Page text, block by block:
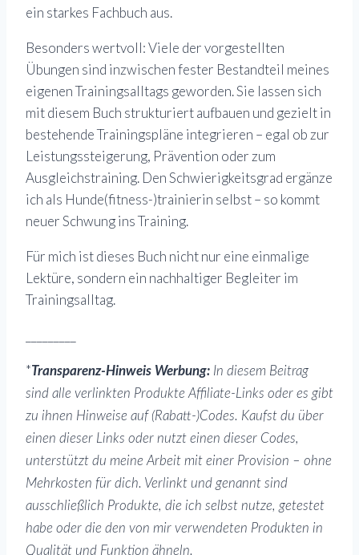
ein starkes Fachbuch aus.
Besonders wertvoll: Viele der vorgestellten
Übungen sind inzwischen fester Bestandteil meines
eigenen Trainingsalltags geworden. Sie lassen sich
mit diesem Buch strukturiert aufbauen und gezielt in
bestehende Trainingspläne integrieren – egal ob zur
Leistungssteigerung, Prävention oder zum
Ausgleichstraining. Den Schwierigkeitsgrad ergänze
ich als Hunde(fitness-)trainierin selbst – so kommt
neuer Schwung ins Training.
Für mich ist dieses Buch nicht nur eine einmalige
Lektüre, sondern ein nachhaltiger Begleiter im
Trainingsalltag.
*Transparenz-Hinweis Werbung: In diesem Beitrag
sind alle verlinkten Produkte Affiliate-Links oder es gibt
zu ihnen Hinweise auf (Rabatt-)Codes. Kaufst du über
einen dieser Links oder nutzt einen dieser Codes,
unterstützt du meine Arbeit mit einer Provision – ohne
Mehrkosten für dich. Verlinkt und genannt sind
ausschließlich Produkte, die ich selbst nutze, getestet
habe oder die den von mir verwendeten Produkten in
Qualität und Funktion ähneln.